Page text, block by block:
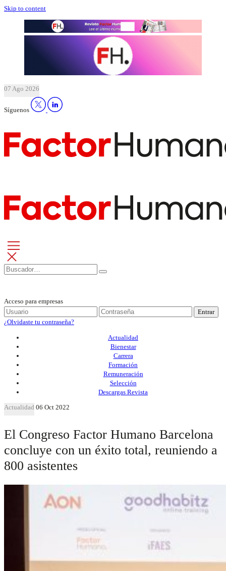
Skip to content
07 Ago 2026
Síguenos
Acceso para empresas
Entrar
¿Olvidaste tu contraseña?
Actualidad
Bienestar
Carrera
Formación
Remuneración
Selección
Descargas Revista
Actualidad 06 Oct 2022
El Congreso Factor Humano Barcelona
concluye con un éxito total, reuniendo a
800 asistentes